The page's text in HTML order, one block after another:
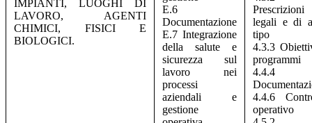
IMPIANTI, LUOGHI DI
LAVORO, AGENTI
CHIMICI, FISICI E
BIOLOGICI.
E.6
Documentazione
E.7 Integrazione
della salute e
sicurezza sul
lavoro nei
processi
aziendali e
gestione
Prescrizioni
legali e di
tipo
4.3.3
programmi
4.4.4
4.4.6
operativo